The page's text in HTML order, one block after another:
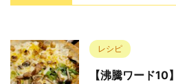
レシピ
【沸騰ワード